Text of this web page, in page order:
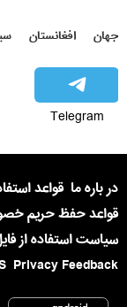
جهان افغانستان
Telegram
در باره ما قواعد
قواعد حفظ حریم
سیاست استفاده از
Privacy Feedback